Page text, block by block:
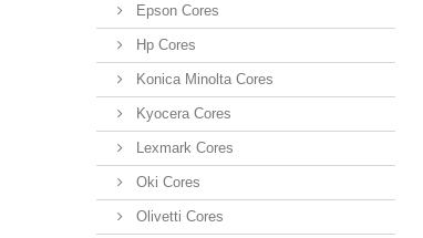
Epson Cores
Hp Cores
Konica Minolta Cores
Kyocera Cores
Lexmark Cores
Oki Cores
Olivetti Cores